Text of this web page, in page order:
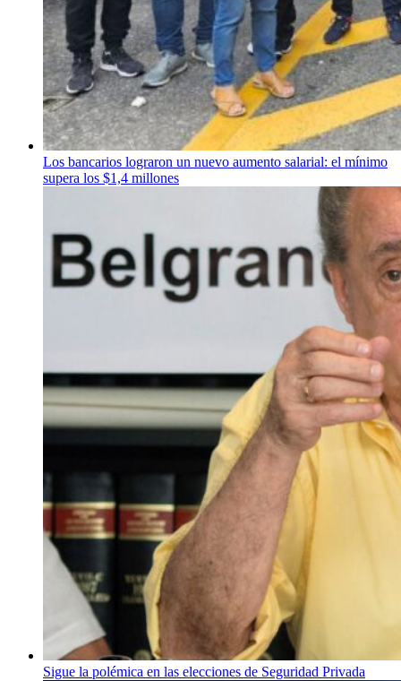
Los bancarios lograron un nuevo aumento salarial: el mínimo
supera los $1,4 millones
Sigue la polémica en las elecciones de Seguridad Privada